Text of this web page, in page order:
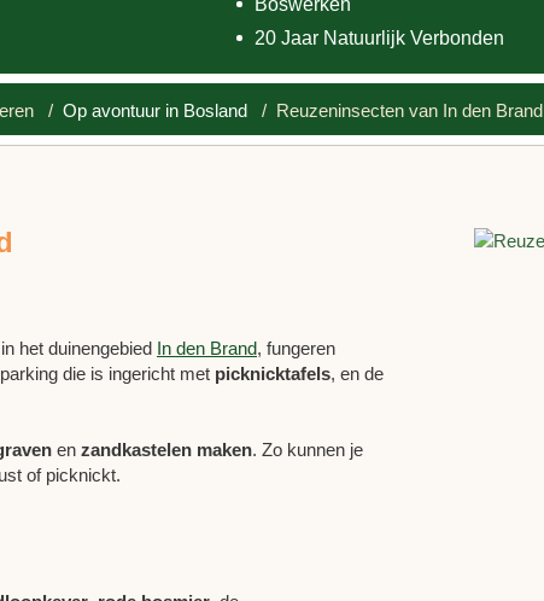
Boswerken
20 Jaar Natuurlijk Verbonden
/ Op avontuur in Bosland / Reuzeninsecten van In den Brand
het duinengebied In den Brand, fungeren
die is ingericht met picknicktafels, en de
en zandkastelen maken. Zo kunnen je
of picknickt.